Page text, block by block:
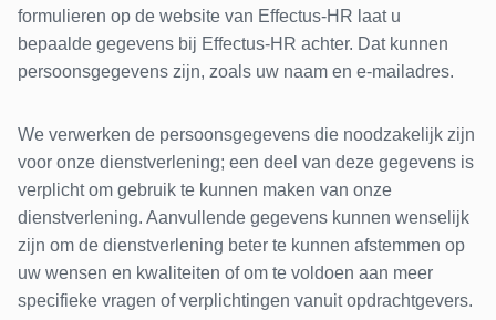
formulieren op de website van Effectus-HR laat u
bepaalde gegevens bij Effectus-HR achter. Dat kunnen
persoonsgegevens zijn, zoals uw naam en e-mailadres.
We verwerken de persoonsgegevens die noodzakelijk zijn
voor onze dienstverlening; een deel van deze gegevens is
verplicht om gebruik te kunnen maken van onze
dienstverlening. Aanvullende gegevens kunnen wenselijk
zijn om de dienstverlening beter te kunnen afstemmen op
uw wensen en kwaliteiten of om te voldoen aan meer
specifieke vragen of verplichtingen vanuit opdrachtgevers.